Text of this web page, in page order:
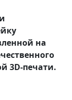
на
3D-печати.